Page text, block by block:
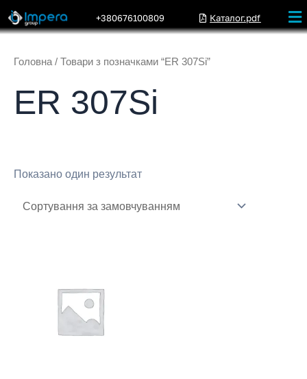
+380676100809 Каталог.pdf
Головна / Товари з позначками “ER 307Si”
ER 307Si
Показано один результат